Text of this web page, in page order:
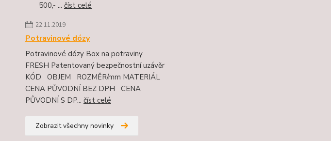
500,- ... číst celé
22.11.2019
Potravinové dózy
Potravinové dózy Box na potraviny
FRESH Patentovaný bezpečnostní uzávěr
KÓD OBJEM ROZMĚR/mm MATERIÁL
CENA PŮVODNÍ BEZ DPH CENA
PŮVODNÍ S DP... číst celé
Zobrazit všechny novinky